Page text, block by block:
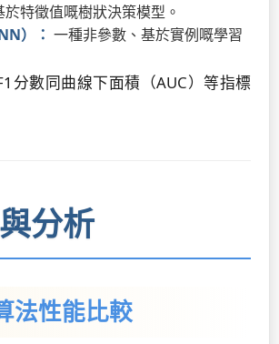
於特徵值嘅樹狀決策模型。
）： 一種非參數、基於實例嘅學習
分數同曲線下面積（AUC）等指標
分析
法性能比較